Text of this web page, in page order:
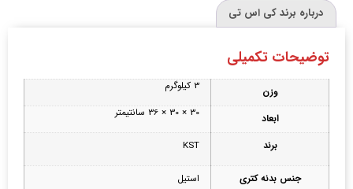
درباره برند کی اس تی
توضیحات تکمیلی
وزن 3 کیلوگرم
ابعاد 30 × 30 × 36 سانتیمتر
برند KST
جنس بدنه‌ کتری استیل